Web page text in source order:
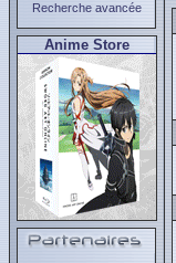
Recherche avancée
Anime Store